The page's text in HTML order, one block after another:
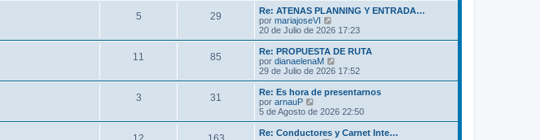
e
s
a
j
e
m
o
m
e
s
a
j
e
ú
l
t
m
o
m
e
s
j
e
5 29
Re: ATENAS PLANNING Y ENTRADA…
por mariajoseVI
e
r
ú
l
t
o
m
e
s
20 de Julio de 2026 17:23
11 85
Re: PROPUESTA DE RUTA
por dianaelenaM
e
r
ú
t
m
29 de Julio de 2026 17:52
3 31
Re: Es hora de presentarnos
por arnauP
e
r
ú
5 de Agosto de 2026 22:50
Re: Conductores y Carnet Inte…